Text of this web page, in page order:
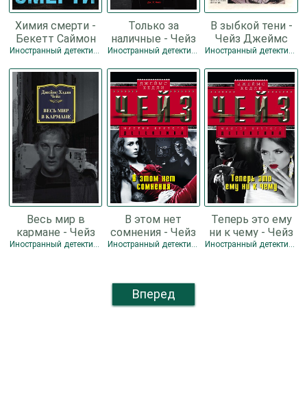
Химия смерти -
Бекетт Саймон
Иностранный детектив / Детектив / Боевик
Только за
наличные - Чейз
Джеймс ХедлиИностранный детектив / Детектив
В зыбкой тени -
Чейз Джеймс
Хедли
Иностранный детектив / Детектив
Весь мир в
кармане - Чейз
Джеймс ХедлиИностранный детектив / Детектив
В этом нет
сомнения - Чейз
Джеймс ХедлиИностранный детектив / Детектив
Теперь это ему
ни к чему - Чейз
Джеймс ХедлиИностранный детектив / Детектив
Вперед